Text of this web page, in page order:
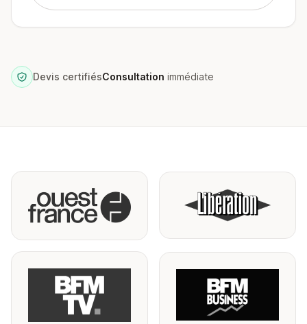
Devis certifiésConsultation immédiate